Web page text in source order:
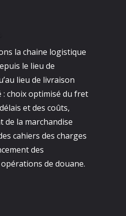
la chaine logistique
le lieu de
lieu de livraison
: choix optimisé du fret
et des coûts,
de la marchandise
cahiers des charges
des
de douane.